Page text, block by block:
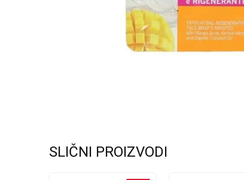
SLIČNI PROIZVODI